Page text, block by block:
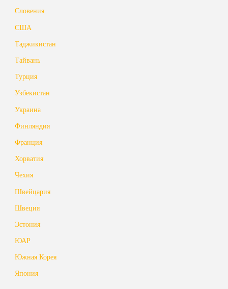
Словения
США
Таджикистан
Тайвань
Турция
Узбекистан
Украина
Финляндия
Франция
Хорватия
Чехия
Швейцария
Швеция
Эстония
ЮАР
Южная Корея
Япония